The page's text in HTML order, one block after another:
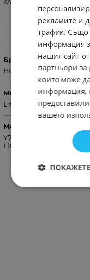
Бранд
Huawei
Марка
L✮Star
Модел Телефон
Y7 2018,P8 Lite,Y6
Lite,P9 Lite,P9,Honor
рекламите и
трафик. Също
информация
нашия сайт
партньори
които може
информация,
вашето